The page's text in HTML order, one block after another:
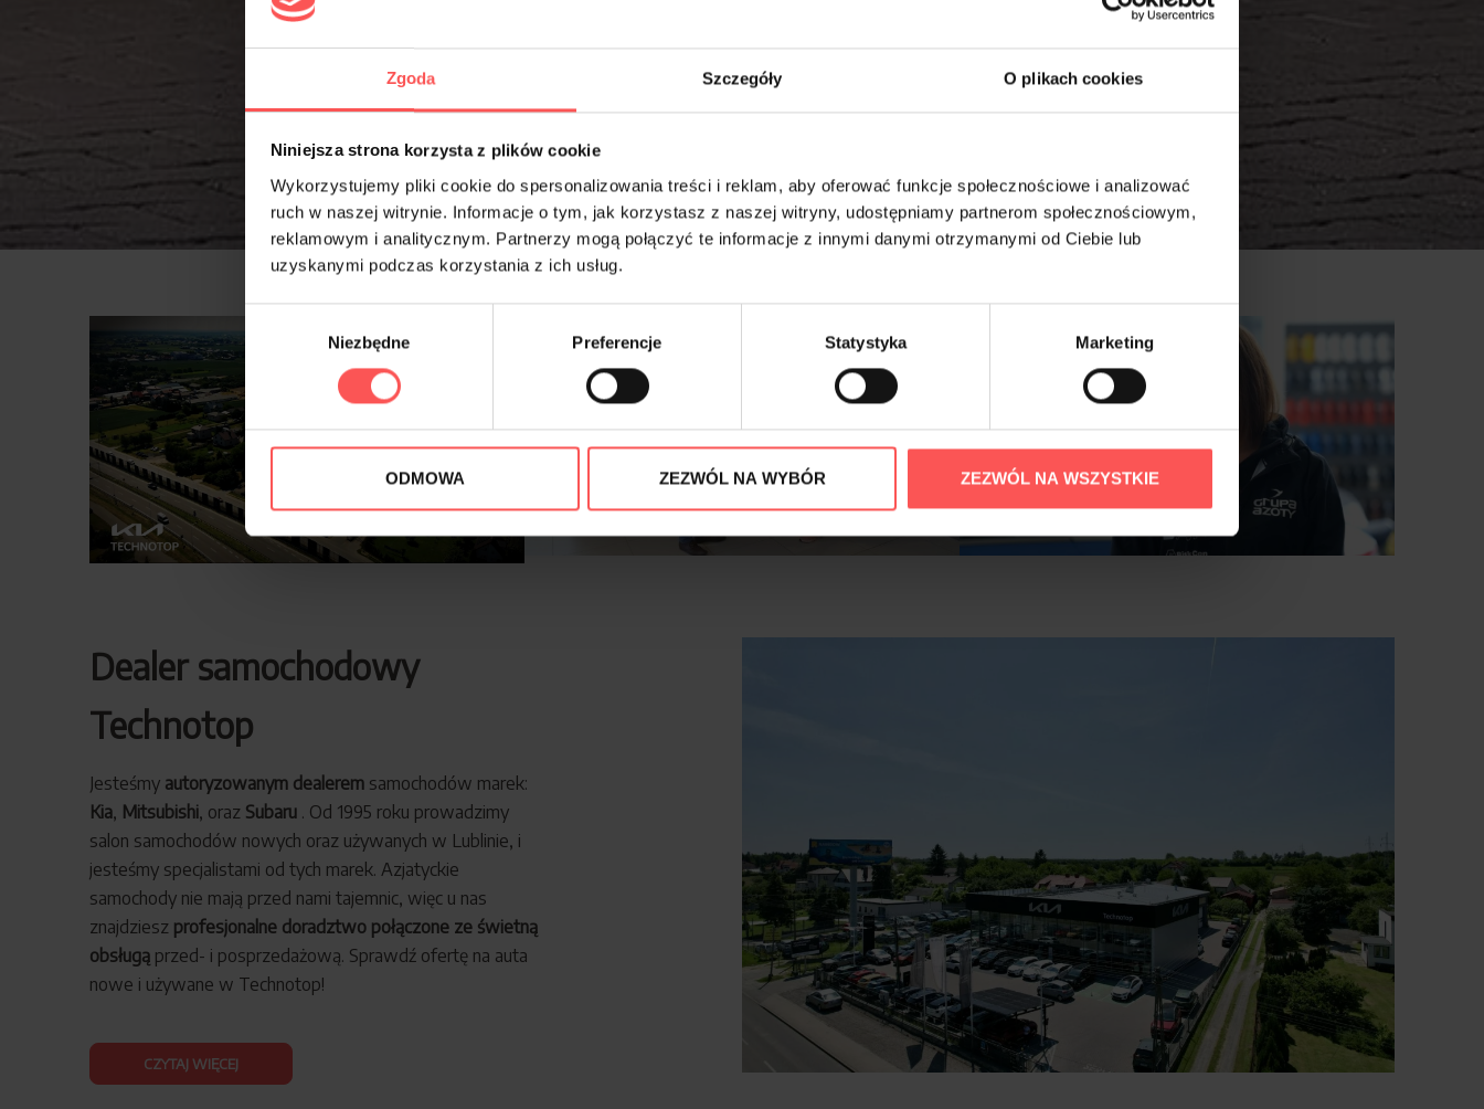
Zgoda Szczegóły O plikach cookies
Niniejsza strona korzysta z plików cookie
Wykorzystujemy pliki cookie do spersonalizowania treści i reklam, aby oferować funkcje społecznościowe i analizować
ruch w naszej witrynie. Informacje o tym, jak korzystasz z naszej witryny, udostępniamy partnerom społecznościowym,
reklamowym i analitycznym. Partnerzy mogą połączyć te informacje z innymi danymi otrzymanymi od Ciebie lub
uzyskanymi podczas korzystania z ich usług.
zgody
Niezbędne Preferencje Statystyka Marketing
ODMOWA ZEZWÓL NA WYBÓR ZEZWÓL NA WSZYSTKIE
Dealer samochodowy
Technotop
Jesteśmy autoryzowanym dealerem samochodów marek:
Kia, Mitsubishi, oraz Subaru. Od 1995 roku prowadzimy
salon samochodów nowych oraz używanych w Lublinie, i
jesteśmy specjalistami od tych marek. Azjatyckie
samochody nie mają przed nami tajemnic, więc u nas
znajdziesz profesjonalne doradztwo połączone ze świetną
obsługąprzed- i posprzedażową. Sprawdź ofertę na auta
nowe i używane w Technotop!
CZYTAJ WIĘCEJ